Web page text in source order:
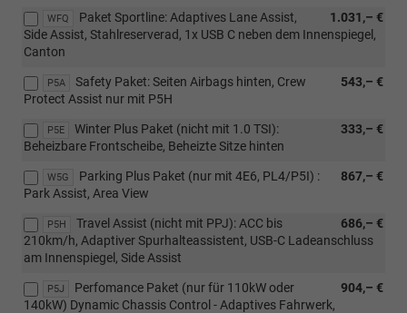
WFQ 1.031,– €
Paket Sportline: Adaptives Lane Assist,
Side Assist, Stahlreserverad, 1x USB C neben dem Innenspiegel,
Canton
P5A 543,– €
Safety Paket: Seiten Airbags hinten, Crew
Protect Assist nur mit P5H
P5E 333,– €
Winter Plus Paket (nicht mit 1.0 TSI):
Beheizbare Frontscheibe, Beheizte Sitze hinten
W5G 867,– €
Parking Plus Paket (nur mit 4E6, PL4/P5I) :
Park Assist, Area View
P5H 686,– €
Travel Assist (nicht mit PPJ): ACC bis
210km/h, Adaptiver Spurhalteassistent, USB-C Ladeanschluss
am Innenspiegel, Side Assist
P5J 904,– €
Perfomance Paket (nur für 110kW oder
140kW) Dynamic Chassis Control - Adaptives Fahrwerk,